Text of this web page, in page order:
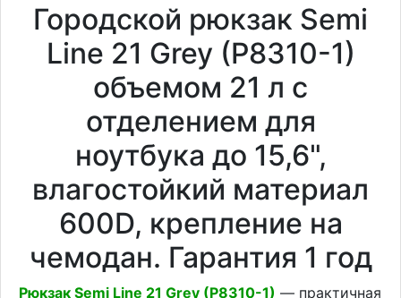
Городской рюкзак Semi
Line 21 Grey (P8310-1)
объемом 21 л с
отделением для
ноутбука до 15,6",
влагостойкий материал
600D, крепление на
чемодан. Гарантия 1 год
Рюкзак Semi Line 21 Grey (P8310-1) — практичная